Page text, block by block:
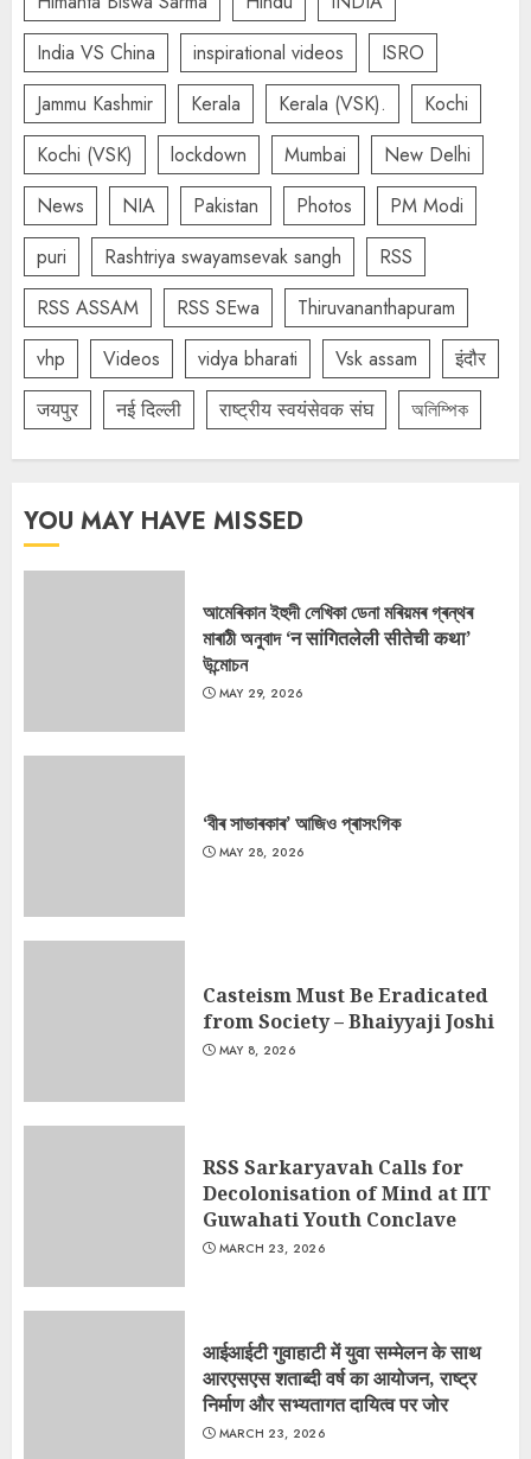
India VS China
inspirational videos
ISRO
Jammu Kashmir
Kerala Kerala (VSK).
Kochi
Kochi (VSK)
lockdown Mumbai
New Delhi
News
NIA Pakistan Photos
PM Modi
puri
Rashtriya swayamsevak sangh
RSS
RSS ASSAM
RSS SEwa
Thiruvananthapuram
vhp
Videos vidya bharati Vsk assam
इंदौर
जयपुर
नई दिल्ली राष्ट्रीय स्वयंसेवक संघ অলিম্পিক
YOU MAY HAVE MISSED
আমেৰিকান ইহুদী লেখিকা ডেনা মৰিয়মৰ গ্ৰন্থৰ
মাৰাঠী অনুবাদ ‘न सांगितलेली सीतेची कथा’
উন্মোচন
MAY 29, 2026
‘বীৰ সাভাৰকাৰ’ আজিও প্ৰাসংগিক
MAY 28, 2026
Casteism Must Be Eradicated
from Society – Bhaiyyaji Joshi
MAY 8, 2026
RSS Sarkaryavah Calls for
Decolonisation of Mind at IIT
Guwahati Youth Conclave
MARCH 23, 2026
आईआईटी गुवाहाटी में युवा सम्मेलन के साथ
आरएसएस शताब्दी वर्ष का आयोजन, राष्ट्र
निर्माण और सभ्यतागत दायित्व पर जोर
MARCH 23, 2026